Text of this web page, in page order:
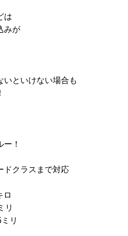
は
みが
いといけない場合も
！
ドクラスまで対応
ロ
リ
リ